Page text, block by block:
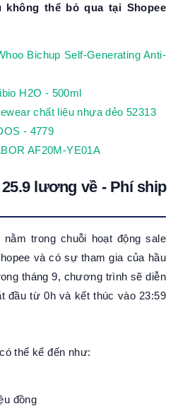
không thể bỏ qua tại Shopee
Bichup Self-Generating Anti-
H2O - 500ml
chất liệu nhựa dẻo 52313
- 4779
AF20M-YE01A
lương về - Phí ship
nằm trong chuỗi hoạt động sale
và có sự tham gia của hầu
tháng 9, chương trình sẽ diễn
đầu từ 0h và kết thúc vào 23:59
thể kể đến như:
đồng